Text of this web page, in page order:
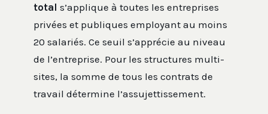
total s’applique à toutes les entreprises
privées et publiques employant au moins
20 salariés. Ce seuil s’apprécie au niveau
de l’entreprise. Pour les structures multi-
sites, la somme de tous les contrats de
travail détermine l’assujettissement.